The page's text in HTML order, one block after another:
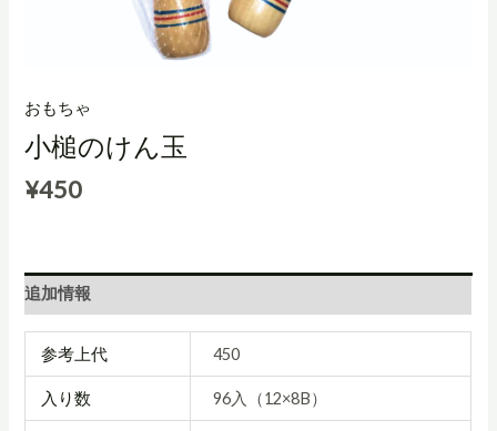
おもちゃ
小槌のけん玉
¥450
追加情報
参考上代 450
入り数 96入（12×8B）